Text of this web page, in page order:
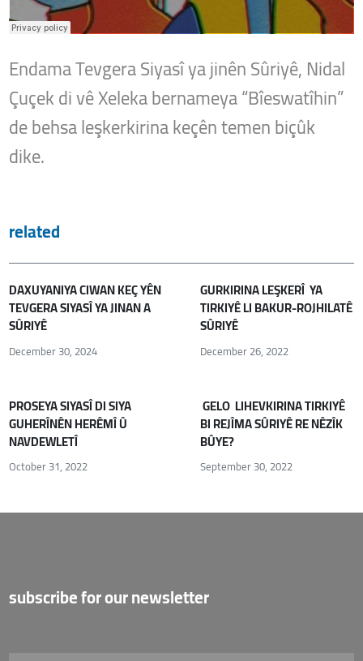
Endama Tevgera Siyasî ya jinên Sûriyê, Nidal
Çuçek di vê Xeleka bernameya “Bîeswatîhin”
de behsa leşkerkirina keçên temen biçûk
dike.
related
DAXUYANIYA CIWAN KEÇ YÊN
TEVGERA SIYASÎ YA JINAN A
SÛRIYÊ
December 30, 2024
GURKIRINA LEŞKERÎ YA
TIRKIYÊ LI BAKUR-ROJHILATÊ
SÛRIYÊ
December 26, 2022
PROSEYA SIYASÎ DI SIYA
GUHERÎNÊN HERÊMÎ Û
NAVDEWLETÎ
October 31, 2022
GELO LIHEVKIRINA TIRKIYÊ
BI REJÎMA SÛRIYÊ RE NÊZÎK
BÛYE?
September 30, 2022
subscribe for our newsletter